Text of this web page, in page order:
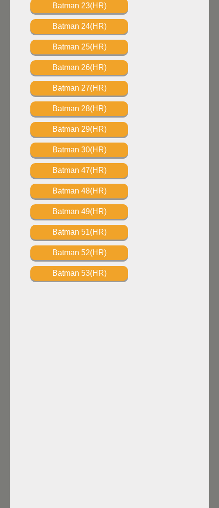
Batman 23(HR)
Batman 24(HR)
Batman 25(HR)
Batman 26(HR)
Batman 27(HR)
Batman 28(HR)
Batman 29(HR)
Batman 30(HR)
Batman 47(HR)
Batman 48(HR)
Batman 49(HR)
Batman 51(HR)
Batman 52(HR)
Batman 53(HR)